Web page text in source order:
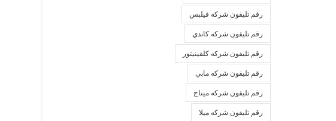
رقم تليفون شركه فيلبس
رقم تليفون شركه كاندي
رقم تليفون شركه كلفينيتور
رقم تليفون شركه مابي
رقم تليفون شركه ميتاج
رقم تليفون شركه ميلا